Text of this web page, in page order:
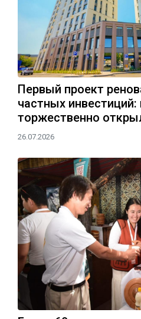
Первый проект
частных
торжественно
26.07.2026